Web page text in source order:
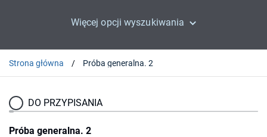
Więcej opcji wyszukiwania
Strona główna Próba generalna. 2
DO PRZYPISANIA
Próba generalna. 2